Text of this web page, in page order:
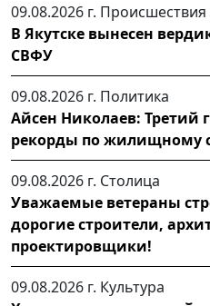
09.08.2026 г. Происшествия
В Якутске вынесен
СВФУ
09.08.2026 г. Политика
Айсен Николаев: Третий
рекорды по жилищному
09.08.2026 г. Столица
Уважаемые ветераны
дорогие строители,
проектировщики!
09.08.2026 г. Культура